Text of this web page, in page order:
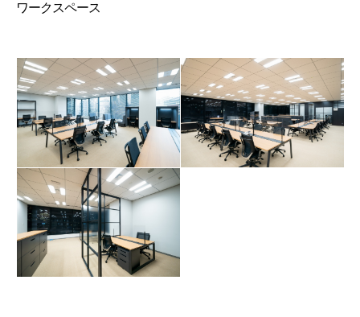
ワークスペース